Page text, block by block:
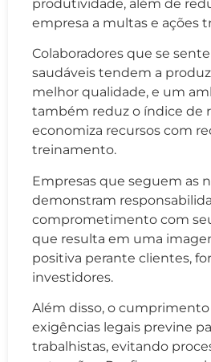
produtividade, além de
empresa a multas e ações
Colaboradores que se
saudáveis tendem a
melhor qualidade, e um
também reduz o índice de
economiza recursos com
treinamento.
Empresas que seguem as
demonstram
comprometimento com
que resulta em uma
positiva perante clientes,
investidores.
Além disso, o
exigências legais previne
trabalhistas, evitando